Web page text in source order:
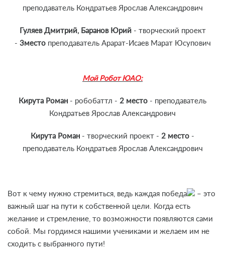
преподаватель Кондратьев Ярослав Александрович
Гуляев Дмитрий, Баранов Юрий- творческий проект
- 3местопреподаватель Арарат-Исаев Марат Юсупович
Мой Робот ЮАО:
Кирута Роман - робобаттл - 2 место - преподаватель
Кондратьев Ярослав Александрович
Кирута Роман - творческий проект - 2 место -
преподаватель Кондратьев Ярослав Александрович
Вот к чему нужно стремиться, ведь каждая победа
– это
важный шаг на пути к собственной цели. Когда есть
желание и стремление, то возможности появляются сами
собой. Мы гордимся нашими учениками и желаем им не
сходить с выбранного пути!